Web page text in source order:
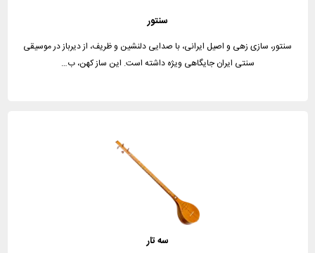
سنتور
سنتور، سازی زهی و اصیل ایرانی، با صدایی دلنشین و ظریف، از دیرباز در موسیقی
سنتی ایران جایگاهی ویژه داشته است. این ساز کهن، ب…
سه تار